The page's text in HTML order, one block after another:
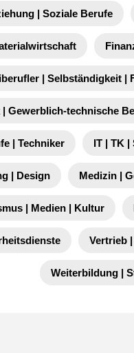
| Soziale Berufe
| Selbständigkeit |
| Gewerblich-technische
| Techniker IT | TK |
| Design Medizin |
| Medien | Kultur
Vertrieb
Weiterbildung |